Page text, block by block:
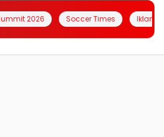
2026 Soccer Times Iklanin